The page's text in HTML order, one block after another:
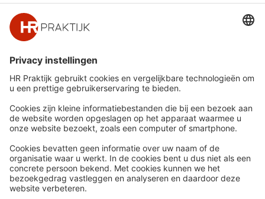
Snel naar
Nieuws
Whitepapers
Webinars
Word lid
Contact
Meer
HR Academy
HR Podcast
CHRO
HR Day